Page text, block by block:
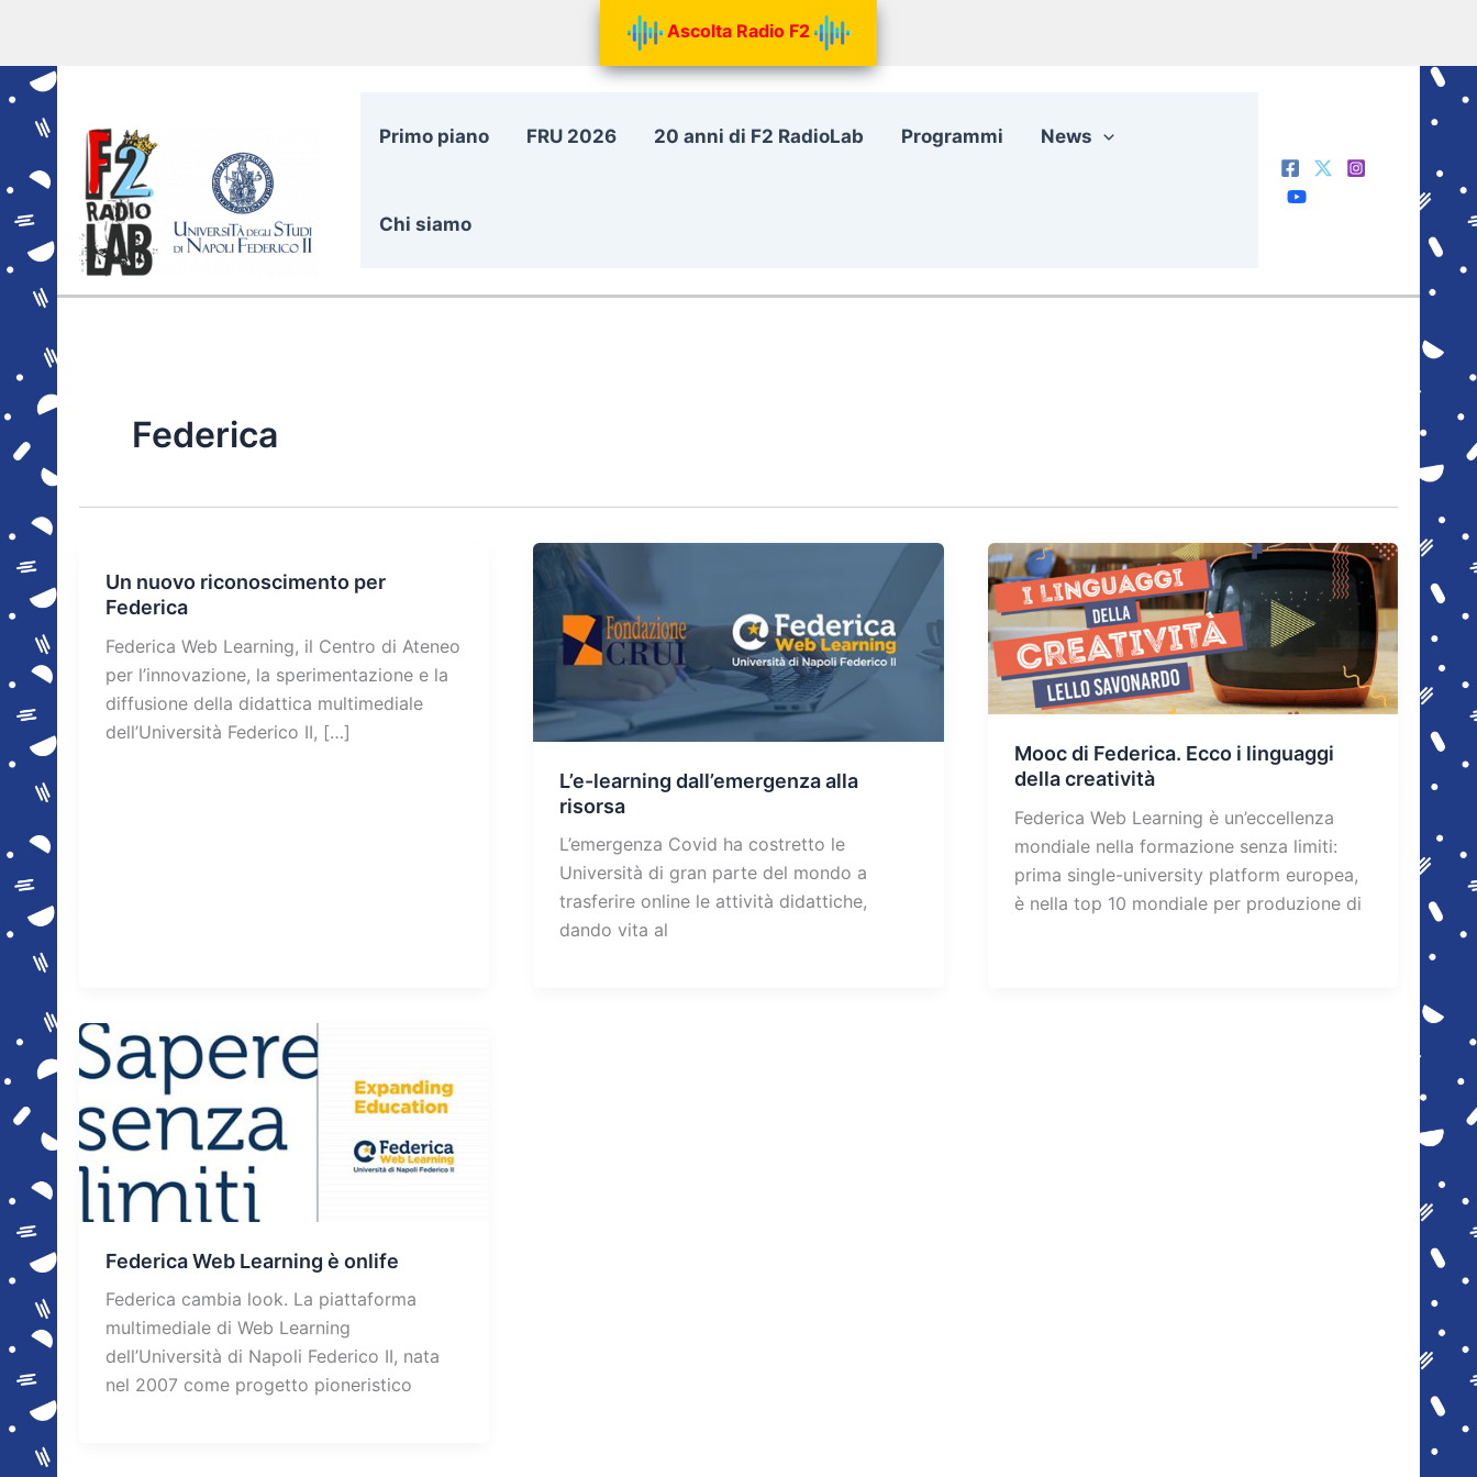
Ascolta Radio F2
contenuto
Primo piano FRU 2026 20 anni di F2 RadioLab Programmi News
Chi siamo
Federica
Un nuovo riconoscimento per
Federica
Federica Web Learning, il Centro di Ateneo
per l’innovazione, la sperimentazione e la
diffusione della didattica multimediale
dell’Università Federico II, […]
L’e-learning dall’emergenza alla
risorsa
L’emergenza Covid ha costretto le
Università di gran parte del mondo a
trasferire online le attività didattiche,
dando vita al
Mooc di Federica. Ecco i linguaggi
della creatività
Federica Web Learning è un’eccellenza
mondiale nella formazione senza limiti:
prima single-university platform europea,
è nella top 10 mondiale per produzione di
Federica Web Learning è onlife
Federica cambia look. La piattaforma
multimediale di Web Learning
dell’Università di Napoli Federico II, nata
nel 2007 come progetto pioneristico